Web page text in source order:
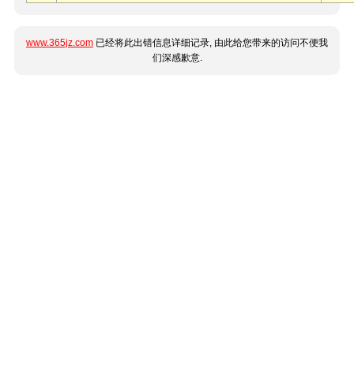
www.365jz.com 已经将此出错信息详细记录, 由此给您带来的访问不便我
们深感歉意.